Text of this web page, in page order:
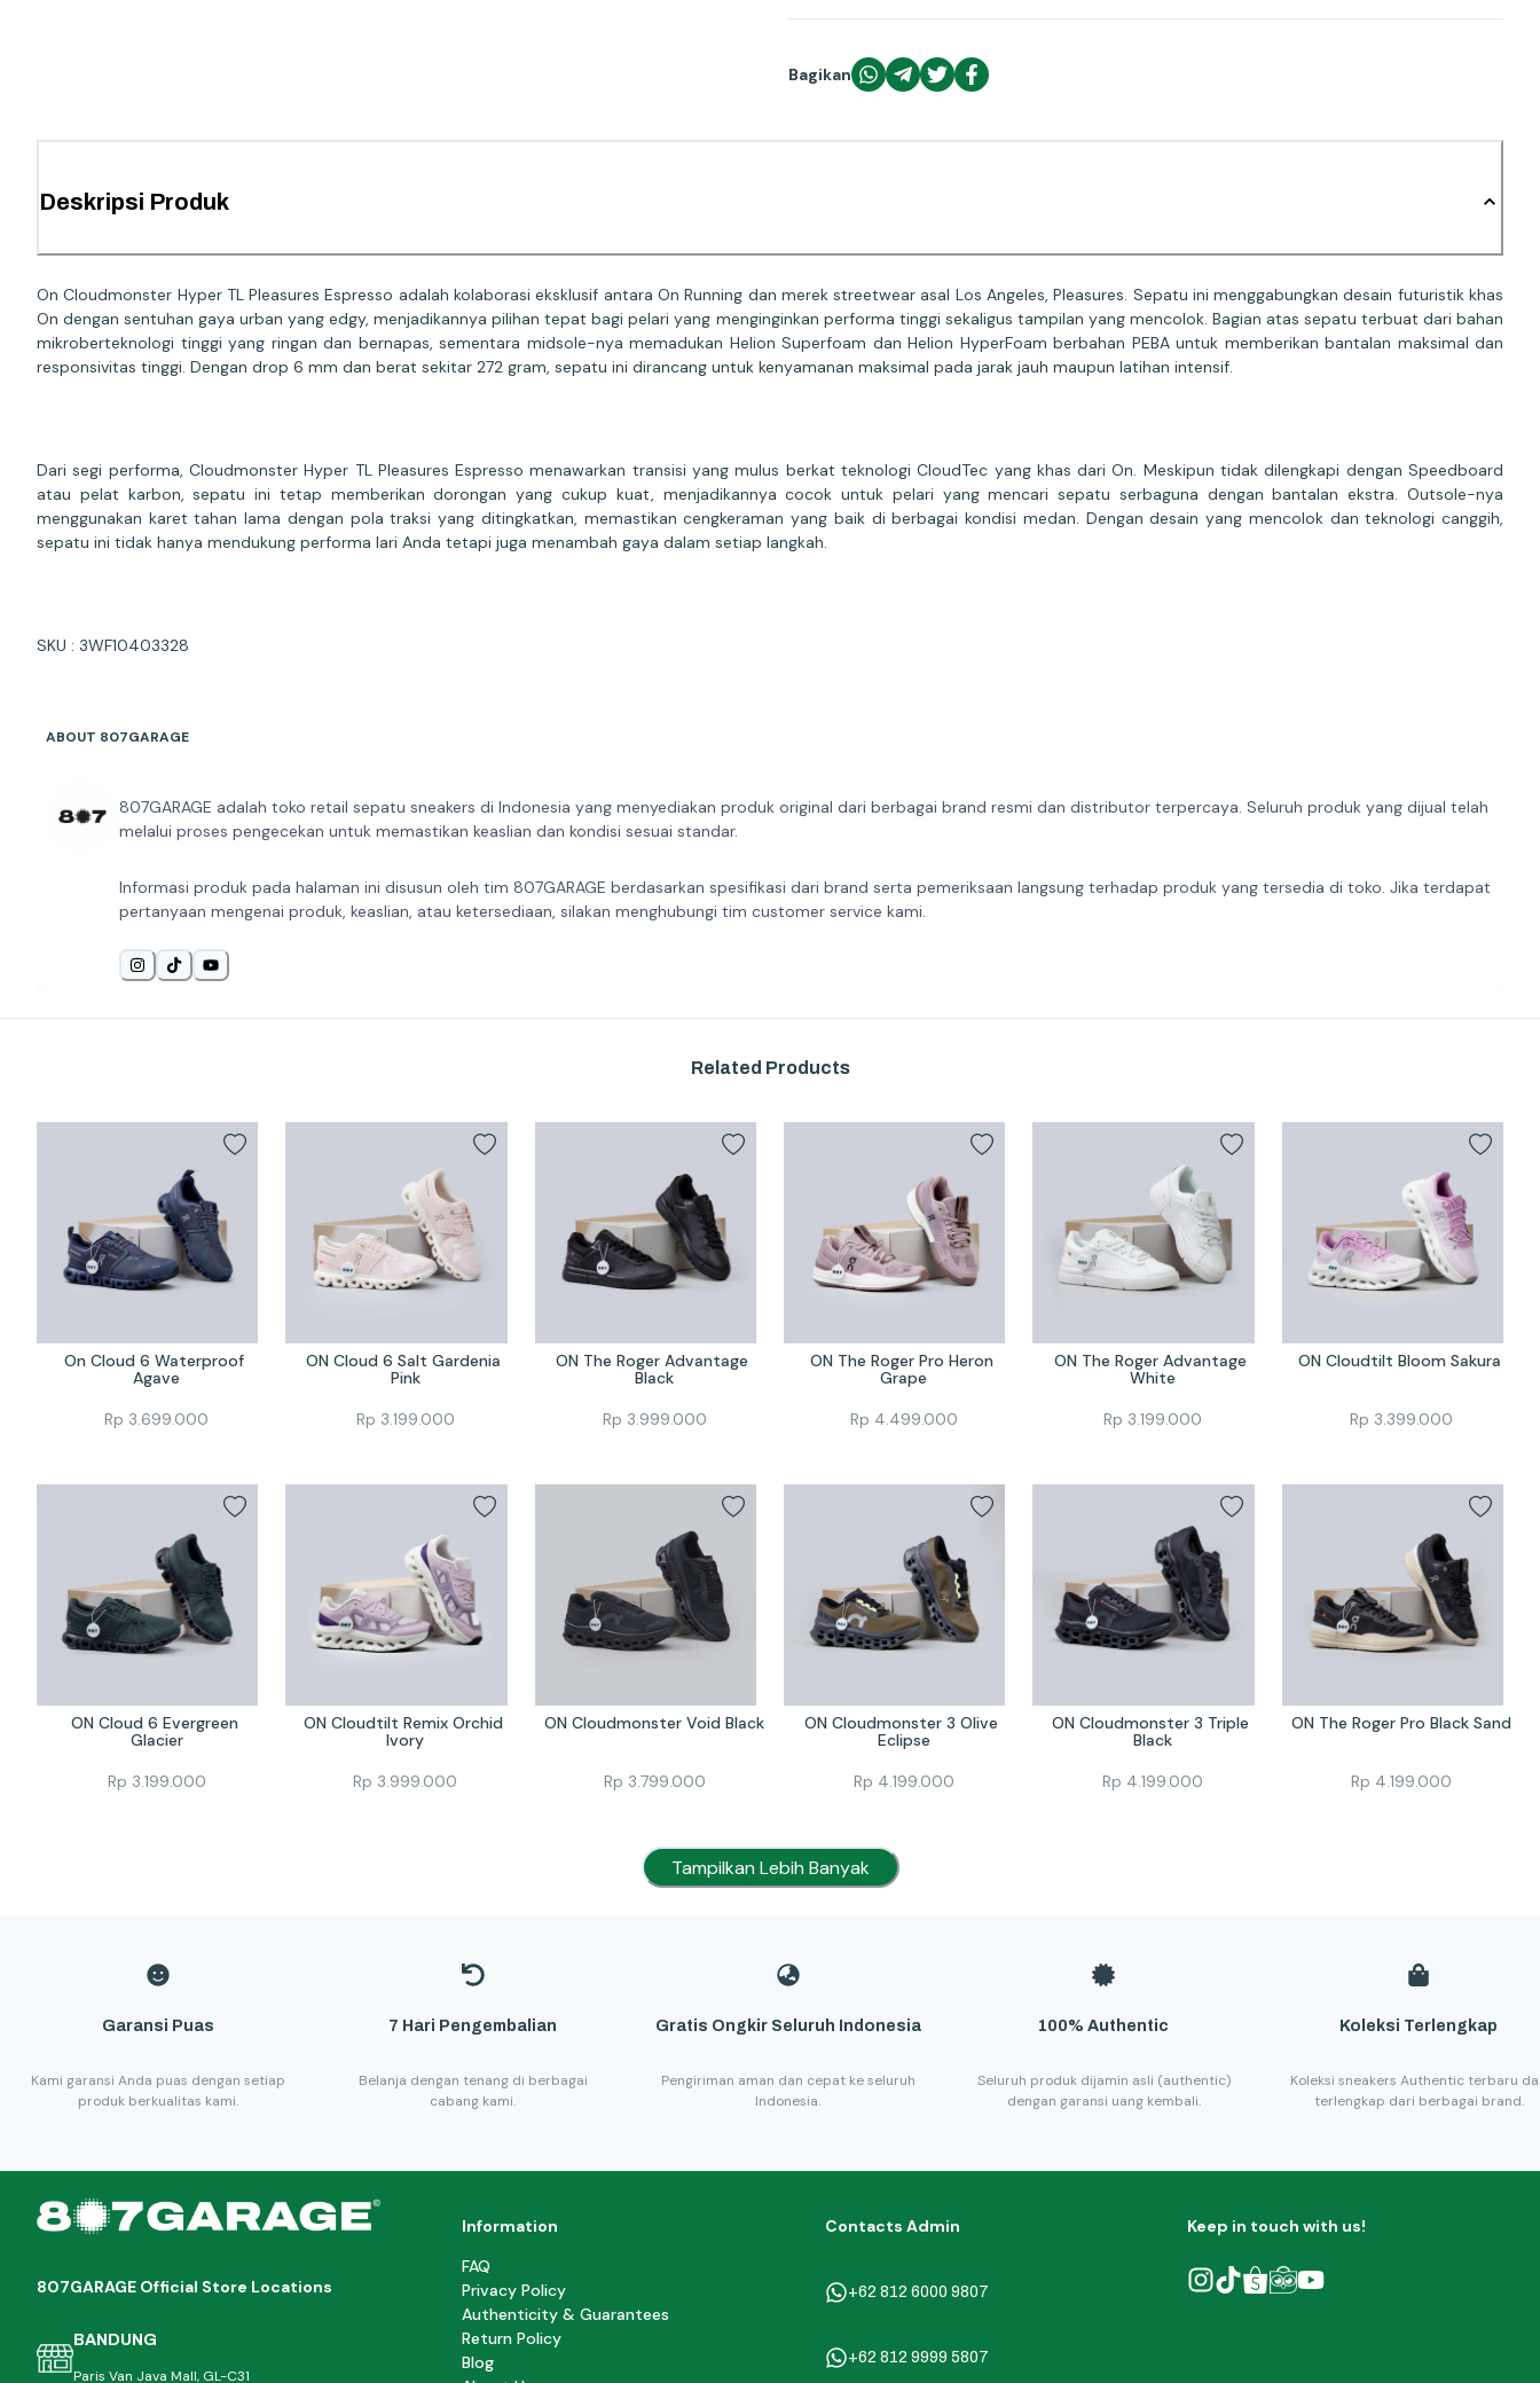
Bagikan
Deskripsi Produk
On Cloudmonster Hyper TL Pleasures Espresso adalah kolaborasi eksklusif antara On Running dan merek streetwear asal Los Angeles, Pleasures. Sepatu ini menggabungkan desain futuristik khas
On dengan sentuhan gaya urban yang edgy, menjadikannya pilihan tepat bagi pelari yang menginginkan performa tinggi sekaligus tampilan yang mencolok. Bagian atas sepatu terbuat dari bahan
mikroberteknologi tinggi yang ringan dan bernapas, sementara midsole-nya memadukan Helion Superfoam dan Helion HyperFoam berbahan PEBA untuk memberikan bantalan maksimal dan
responsivitas tinggi. Dengan drop 6 mm dan berat sekitar 272 gram, sepatu ini dirancang untuk kenyamanan maksimal pada jarak jauh maupun latihan intensif.
Dari segi performa, Cloudmonster Hyper TL Pleasures Espresso menawarkan transisi yang mulus berkat teknologi CloudTec yang khas dari On. Meskipun tidak dilengkapi dengan Speedboard
atau pelat karbon, sepatu ini tetap memberikan dorongan yang cukup kuat, menjadikannya cocok untuk pelari yang mencari sepatu serbaguna dengan bantalan ekstra. Outsole-nya
menggunakan karet tahan lama dengan pola traksi yang ditingkatkan, memastikan cengkeraman yang baik di berbagai kondisi medan. Dengan desain yang mencolok dan teknologi canggih,
sepatu ini tidak hanya mendukung performa lari Anda tetapi juga menambah gaya dalam setiap langkah.
SKU : 3WF10403328
ABOUT 807GARAGE
807GARAGE adalah toko retail sepatu sneakers di Indonesia yang menyediakan produk original dari berbagai brand resmi dan distributor terpercaya. Seluruh produk yang dijual telah
melalui proses pengecekan untuk memastikan keaslian dan kondisi sesuai standar.
Informasi produk pada halaman ini disusun oleh tim 807GARAGE berdasarkan spesifikasi dari brand serta pemeriksaan langsung terhadap produk yang tersedia di toko. Jika terdapat
pertanyaan mengenai produk, keaslian, atau ketersediaan, silakan menghubungi tim customer service kami.
Related Products
On Cloud 6 Waterproof
Agave
Rp 3.699.000
ON Cloud 6 Salt Gardenia
Pink
Rp 3.199.000
ON The Roger Advantage
Black
Rp 3.999.000
ON The Roger Pro Heron
Grape
Rp 4.499.000
ON The Roger Advantage
White
Rp 3.199.000
ON Cloudtilt Bloom Sakura
Rp 3.399.000
ON Cloud 6 Evergreen
Glacier
Rp 3.199.000
ON Cloudtilt Remix Orchid
Ivory
Rp 3.999.000
ON Cloudmonster Void Black
Rp 3.799.000
ON Cloudmonster 3 Olive
Eclipse
Rp 4.199.000
ON Cloudmonster 3 Triple
Black
Rp 4.199.000
ON The Roger Pro Black Sand
Rp 4.199.000
Tampilkan Lebih Banyak
Garansi Puas
Kami garansi Anda puas dengan setiap
produk berkualitas kami.
7 Hari Pengembalian
Belanja dengan tenang di berbagai
cabang kami.
Gratis Ongkir Seluruh Indonesia
Pengiriman aman dan cepat ke seluruh
Indonesia.
100% Authentic
Seluruh produk dijamin asli (authentic)
dengan garansi uang kembali.
Koleksi Terlengkap
Koleksi sneakers Authentic terbaru
terlengkap dari berbagai brand.
807GARAGE Official Store Locations
BANDUNG
Paris Van Java Mall, GL-C31
Information
FAQ
Privacy Policy
Authenticity & Guarantees
Return Policy
Blog
Contacts Admin
+62 812 6000 9807
+62 812 9999 5807
Keep in touch with us!